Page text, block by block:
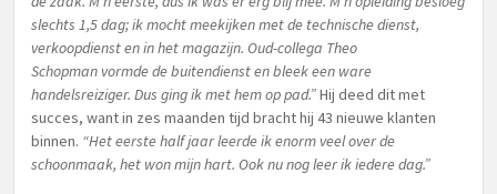
slechts 1,5 dag; ik mocht meekijken met de technische dienst,
verkoopdienst en in het magazijn. Oud-collega Theo
Schopman vormde de buitendienst en bleek een ware
handelsreiziger. Dus ging ik met hem op pad.”Hij deed dit met
succes, want in zes maanden tijd bracht hij 43 nieuwe klanten
binnen. “Het eerste half jaar leerde ik enorm veel over de
schoonmaak, het won mijn hart. Ook nu nog leer ik iedere dag.”